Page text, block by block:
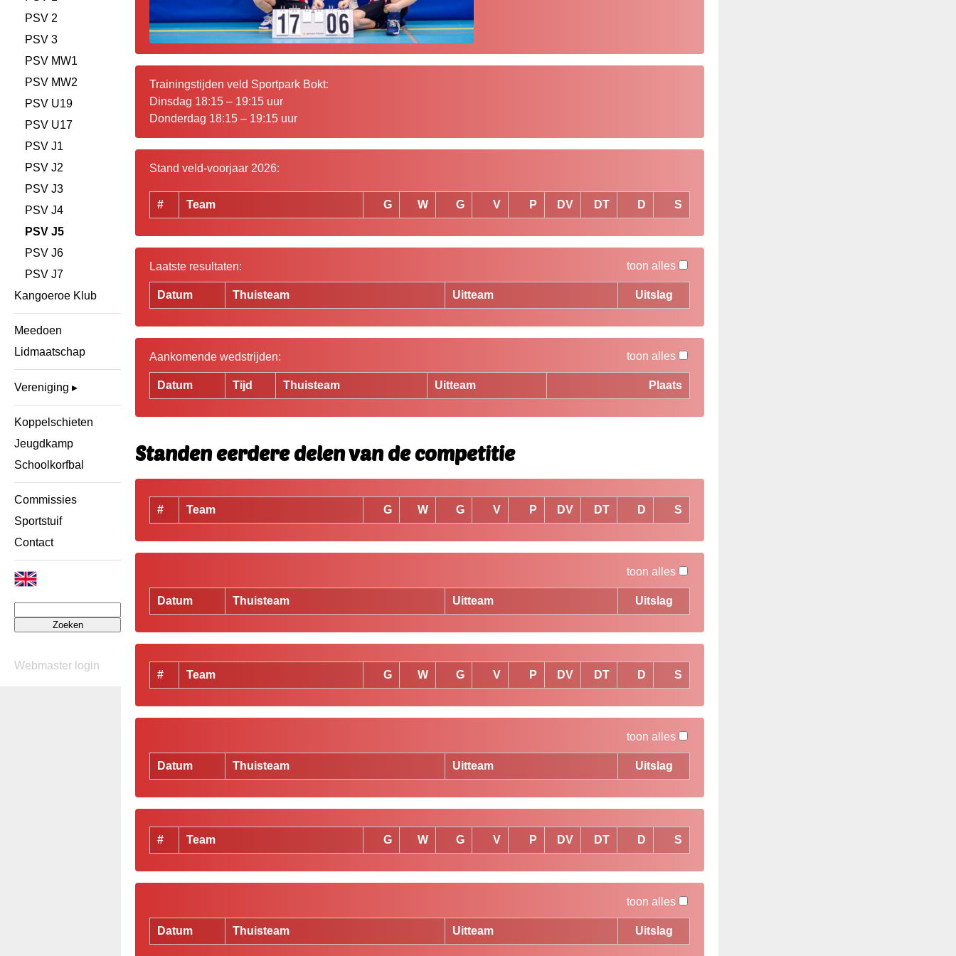
PSV 2
PSV 3
PSV MW1
PSV MW2
PSV U19
PSV U17
PSV J1
PSV J2
PSV J3
PSV J4
PSV J5
PSV J6
PSV J7
Kangoeroe Klub
Meedoen
Lidmaatschap
Vereniging
Koppelschieten
Jeugdkamp
Schoolkorfbal
Commissies
Sportstuif
Contact
naar:
Webmaster login
Trainingstijden veld Sportpark Bokt:
Dinsdag 18:15 – 19:15 uur
Donderdag 18:15 – 19:15 uur
Stand veld-voorjaar 2026:
# Team G W G V P DV DT D S
Laatste resultaten: toon alles
Datum Thuisteam Uitteam Uitslag
Aankomende wedstrijden: toon alles
Datum Tijd Thuisteam Uitteam Plaats
Standen eerdere delen van de competitie
# Team G W G V P DV DT D S
toon alles
Datum Thuisteam Uitteam Uitslag
# Team G W G V P DV DT D S
toon alles
Datum Thuisteam Uitteam Uitslag
# Team G W G V P DV DT D S
toon alles
Datum Thuisteam Uitteam Uitslag